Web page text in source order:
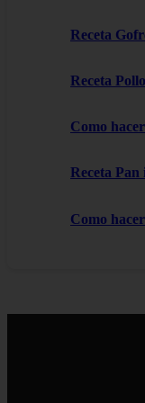
Receta
Receta
Como
Receta Pan
Como